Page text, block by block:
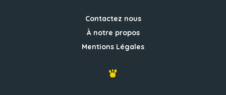
Contactez nous
À notre propos
Mentions Légales